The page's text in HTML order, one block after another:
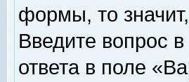
формы, то
Введите вопрос
ответа в поле